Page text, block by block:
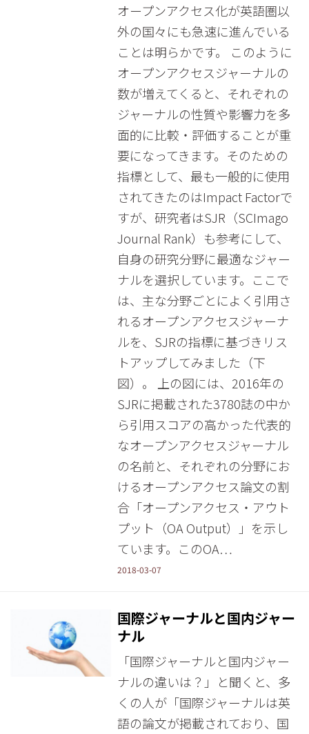
オープンアクセス化が英語圏以
外の国々にも急速に進んでいる
ことは明らかです。 このように
オープンアクセスジャーナルの
数が増えてくると、それぞれの
ジャーナルの性質や影響力を多
面的に比較・評価することが重
要になってきます。そのための
指標として、最も一般的に使用
されてきたのはImpact Factorで
すが、研究者はSJR（SCImago
Journal Rank）も参考にして、
自身の研究分野に最適なジャー
ナルを選択しています。ここで
は、主な分野ごとによく引用さ
れるオープンアクセスジャーナ
ルを、SJRの指標に基づきリス
トアップしてみました（下
図）。 上の図には、2016年の
SJRに掲載された3780誌の中か
ら引用スコアの高かった代表的
なオープンアクセスジャーナル
の名前と、それぞれの分野にお
けるオープンアクセス論文の割
合「オープンアクセス・アウト
プット（OA Output）」を示し
ています。このOA…
2018-03-07
国際ジャーナルと国内ジャー
ナル
「国際ジャーナルと国内ジャー
ナルの違いは？」と聞くと、多
くの人が「国際ジャーナルは英
語の論文が掲載されており、国